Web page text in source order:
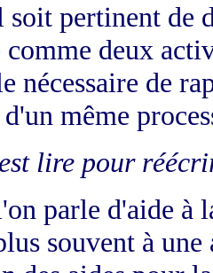
pertinent de
deux
nécessaire de
même
lire pour
parle d'aide à
souvent à